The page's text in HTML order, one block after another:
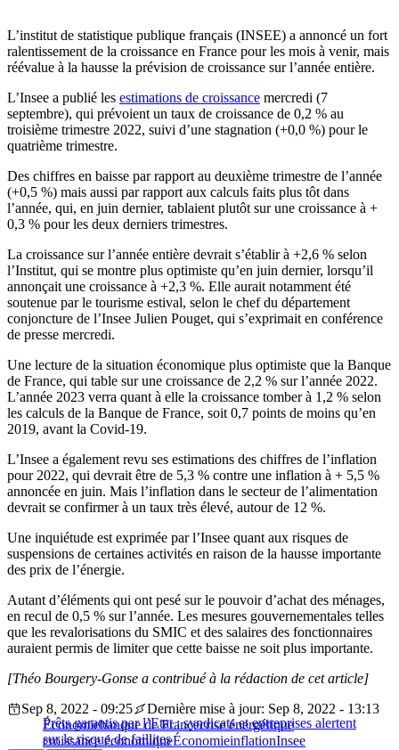
L’institut de statistique publique français (INSEE) a annoncé un fort
ralentissement de la croissance en France pour les mois à venir, mais
réévalue à la hausse la prévision de croissance sur l’année entière.
L’Insee a publié les estimations de croissance mercredi (7
septembre), qui prévoient un taux de croissance de 0,2 % au
troisième trimestre 2022, suivi d’une stagnation (+0,0 %) pour le
quatrième trimestre.
Des chiffres en baisse par rapport au deuxième trimestre de l’année
(+0,5 %) mais aussi par rapport aux calculs faits plus tôt dans
l’année, qui, en juin dernier, tablaient plutôt sur une croissance à +
0,3 % pour les deux derniers trimestres.
La croissance sur l’année entière devrait s’établir à +2,6 % selon
l’Institut, qui se montre plus optimiste qu’en juin dernier, lorsqu’il
annonçait une croissance à +2,3 %. Elle aurait notamment été
soutenue par le tourisme estival, selon le chef du département
conjoncture de l’Insee Julien Pouget, qui s’exprimait en conférence
de presse mercredi.
Une lecture de la situation économique plus optimiste que la Banque
de France, qui table sur une croissance de 2,2 % sur l’année 2022.
L’année 2023 verra quant à elle la croissance tomber à 1,2 % selon
les calculs de la Banque de France, soit 0,7 points de moins qu’en
2019, avant la Covid-19.
L’Insee a également revu ses estimations des chiffres de l’inflation
pour 2022, qui devrait être de 5,3 % contre une inflation à + 5,5 %
annoncée en juin. Mais l’inflation dans le secteur de l’alimentation
devrait se confirmer à un taux très élevé, autour de 12 %.
Une inquiétude est exprimée par l’Insee quant aux risques de
suspensions de certaines activités en raison de la hausse importante
des prix de l’énergie.
Autant d’éléments qui ont pesé sur le pouvoir d’achat des ménages,
en recul de 0,5 % sur l’année. Les mesures gouvernementales telles
que les revalorisations du SMIC et des salaires des fonctionnaires
auraient permis de limiter que cette baisse ne soit plus importante.
[Théo Bourgery-Gonse a contribué à la rédaction de cet article]
Prêts garantis par l’Etat : syndicats et entreprises alertent
sur le risque de faillites
Sep 8, 2022 - 09:25
Dernière mise à jour: Sep 8, 2022 - 13:13
Économiebanque de Francecrise énergétique
croissance économiqueÉconomieinflationInsee